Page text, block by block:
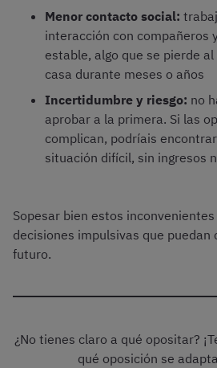
Menor contacto social:
interacción con compañeros
estable, algo que se pierde
casa durante meses o años
Incertidumbre y riesgo: no
aprobar a la primera. Si las
complican, podríais
situación difícil, sin ingresos
Sopesar bien estos
decisiones impulsivas que puedan
futuro.
¿No tienes claro a qué opositar?
qué oposición se